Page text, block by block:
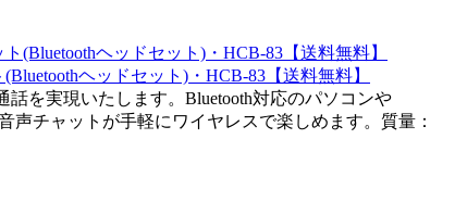
ヘッドセット)・HCB-83【送料無料】
を実現いたします。Bluetooth対応のパソコンや
声チャットが手軽にワイヤレスで楽しめます。質量：